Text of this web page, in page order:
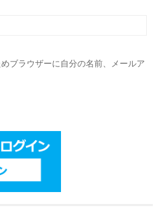
ブラウザーに自分の名前、メールア